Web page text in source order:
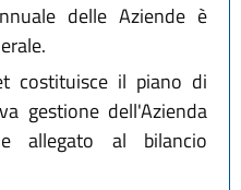
delle Aziende è
costituisce il piano di
gestione dell'Azienda
allegato al bilancio